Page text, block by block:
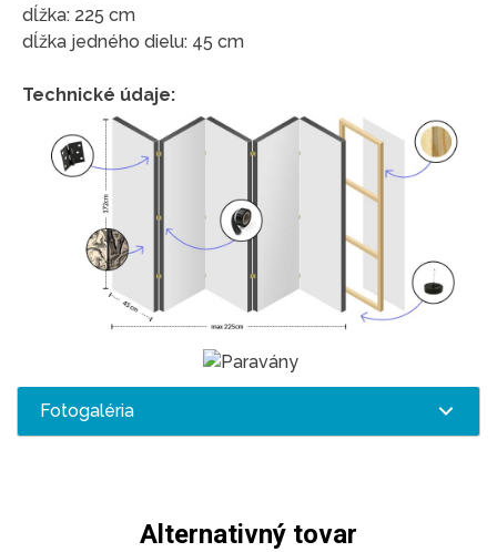
dĺžka: 225 cm
dĺžka jedného dielu: 45 cm
Technické údaje:
Fotogaléria
Alternativný tovar